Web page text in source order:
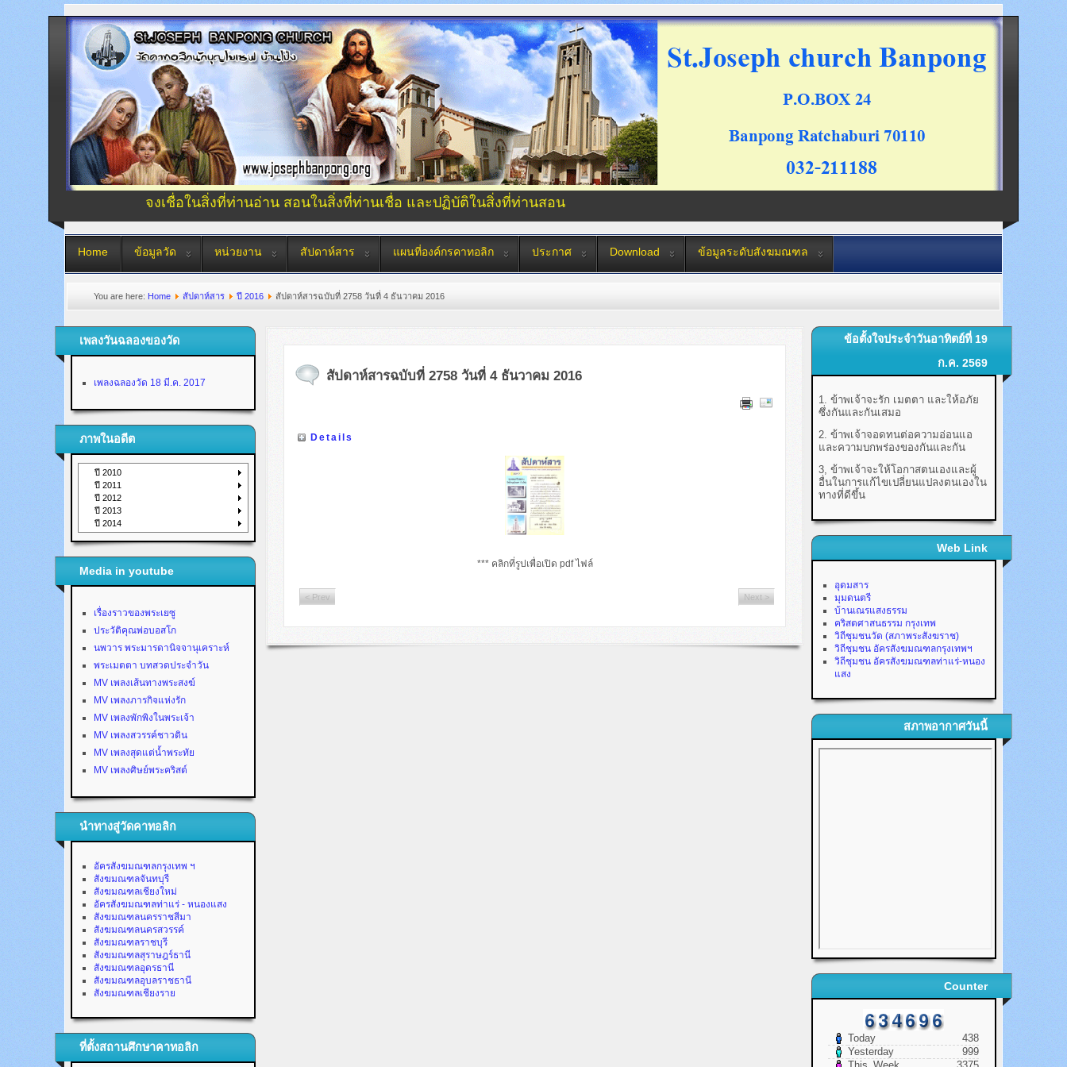
จงเชื่อในสิ่งที่ท่านอ่าน สอนในสิ่งที่ท่านเชื่อ และปฏิบัติในสิ่งที่ท่านสอน
Home ข้อมูลวัด หน่วยงาน สัปดาห์สาร แผนที่องค์กรคาทอลิก ประกาศ Download ข้อมูลระดับสังฆมณฑล
You are here:Home สัปดาห์สาร ปี 2016 สัปดาห์สารฉบับที่ 2758 วันที่ 4 ธันวาคม 2016
เพลงวันฉลองของวัด
เพลงฉลองวัด 18 มี.ค. 2017
ภาพในอดีต
ปี 2010
ปี 2011
ปี 2012
ปี 2013
ปี 2014
Media in youtube
เรื่องราวของพระเยซู
ประวัติคุณพ่อบอสโก
นพวาร พระมารดานิจจานุเคราะห์
พระเมตตา บทสวดประจำวัน
MV เพลงเส้นทางพระสงฆ์
MV เพลงภารกิจแห่งรัก
MV เพลงพักพิงในพระเจ้า
MV เพลงสวรรค์ชาวดิน
MV เพลงสุดแต่น้ำพระทัย
MV เพลงศิษย์พระคริสต์
นำทางสู่วัดคาทอลิก
อัครสังฆมณฑลกรุงเทพ ฯ
สังฆมณฑลจันทบุรี
สังฆมณฑลเชียงใหม่
อัครสังฆมณฑลท่าแร่ - หนองแสง
สังฆมณฑลนครราชสีมา
สังฆมณฑลนครสวรรค์
สังฆมณฑลราชบุรี
สังฆมณฑลสุราษฎร์ธานี
สังฆมณฑลอุดรธานี
สังฆมณฑลอุบลราชธานี
สังฆมณฑลเชียงราย
ที่ตั้งสถานศึกษาคาทอลิก
สัปดาห์สารฉบับที่ 2758 วันที่ 4 ธันวาคม 2016
Details
*** คลิกที่รูปเพื่อเปิด pdf ไฟล์
< Prev Next >
ข้อตั้งใจประจำวันอาทิตย์ที่ 19
ก.ค. 2569
1. ข้าพเจ้าจะรัก เมตตา และให้อภัย
ซึ่งกันและกันเสมอ
2. ข้าพเจ้าจอดทนต่อความอ่อนแอ
และความบกพร่องของกันและกัน
3, ข้าพเจ้าจะให้โอกาสตนเองและผู้
อื่นในการแก้ไขเปลี่ยนแปลงตนเองใน
ทางที่ดีขึ้น
Web Link
อุดมสาร
มุมดนตรี
บ้านเณรแสงธรรม
คริสตศาสนธรรม กรุงเทพ
วิถีชุมชนวัด (สภาพระสังฆราช)
วิถีชุมชน อัครสังฆมณฑลกรุงเทพฯ
วิถีชุมชน อัครสังฆมณฑลท่าแร่-หนอง
แสง
สภาพอากาศวันนี้
Counter
Today
438
Yesterday
999